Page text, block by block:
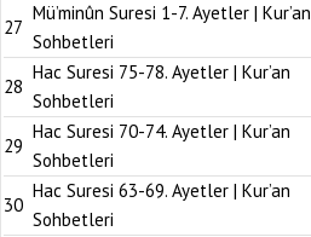
27
Mü’minûn Suresi 1-7. Ayetler | Kur’an
Sohbetleri
28
Hac Suresi 75-78. Ayetler | Kur’an
Sohbetleri
29
Hac Suresi 70-74. Ayetler | Kur’an
Sohbetleri
30
Hac Suresi 63-69. Ayetler | Kur’an
Sohbetleri